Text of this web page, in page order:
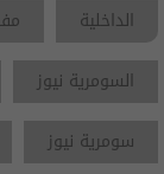
الداخلية
السومرية نيوز
سومرية نيوز